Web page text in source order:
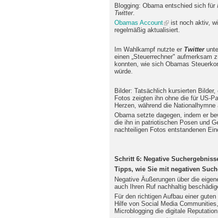
Blogging: Obama entschied sich für
Twitter.
Obamas Account
ist noch aktiv,
regelmäßig aktualisiert.
Im Wahlkampf nutzte er Twitter
einen „Steuerrechner" aufmerksam
konnten, wie sich Obamas
würde.
Bilder: Tatsächlich kursierten
Fotos zeigten ihn ohne die für US-
Herzen, während die
Obama setzte dagegen, indem er
die ihn in patriotischen Posen und
nachteiligen Fotos entstandenen
Schritt 6: Negative
Tipps, wie Sie mit negativen
Negative Äußerungen über die
auch Ihren Ruf nachhaltig
Für den richtigen Aufbau einer
Hilfe von Social Media
Microblogging die digitale